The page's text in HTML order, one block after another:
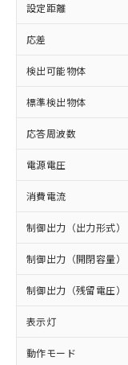
設定距離
応差
検出可能物体
標準検出物体
応答周波数
電源電圧
消費電流
制御出力（出力形式）
制御出力（開閉容量）
制御出力（残留電圧）
表示灯
動作モード